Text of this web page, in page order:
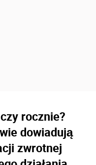
rocznie?
dowiadują
zwrotnej